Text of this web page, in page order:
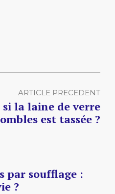
ARTICLE PRECEDENT
la laine de verre
est tassée ?
par soufflage :
?